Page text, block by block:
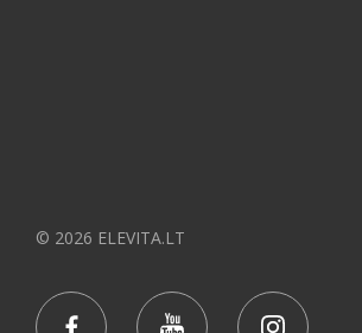
© 2026 ELEVITA.LT